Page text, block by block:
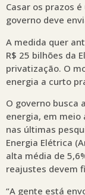
Casar os prazos
governo deve
A medida quer
R$ 25 bilhões da
privatização. O
energia a curto
O governo busca
energia, em meio
nas últimas
Energia Elétrica
alta média de
reajustes devem
“A gente está